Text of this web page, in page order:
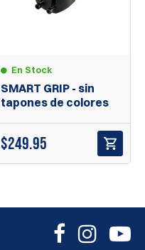
En Stock
SMART GRIP - sin
tapones de colores
$249.95